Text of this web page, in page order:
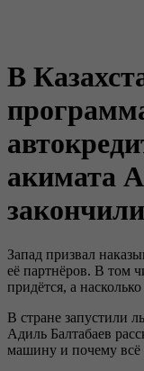
В
акимата
Запад призвал
её партнёров. В том
придётся, а насколько
В стране запустили
Адиль Балтабаев
машину и почему всё